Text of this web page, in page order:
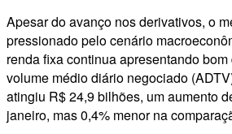
Apesar do avanço nos derivativos, o
pressionado pelo cenário
renda fixa continua apresentando
volume médio diário negociado
atingiu R$ 24,9 bilhões, um aumento
janeiro, mas 0,4% menor na